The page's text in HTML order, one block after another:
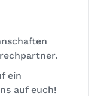
ein
auf euch!